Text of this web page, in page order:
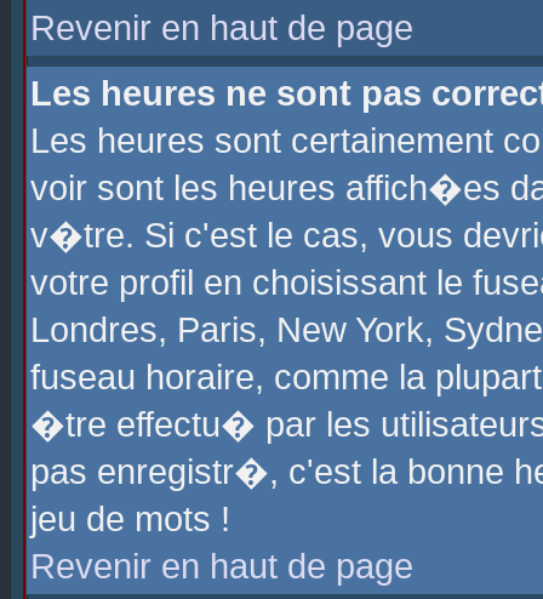
Revenir en haut de page
Les heures ne sont pas
Les heures sont certainement
voir sont les heures affich�es
v�tre. Si c'est le cas, vous
votre profil en choisissant le
Londres, Paris, New York,
fuseau horaire, comme la
�tre effectu� par les
pas enregistr�, c'est la bonne
jeu de mots !
Revenir en haut de page